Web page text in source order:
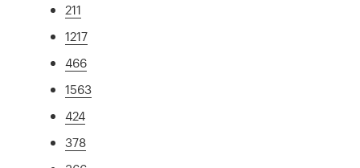
211
1217
466
1563
424
378